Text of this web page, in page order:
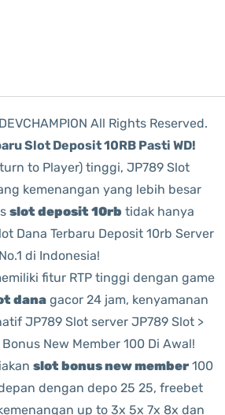
All Rights Reserved.
Slot Deposit 10RB Pasti WD!
to Player) tinggi, JP789 Slot
kemenangan yang lebih besar
slot deposit 10rb tidak hanya
Dana Terbaru Deposit 10rb Server
No.1 di Indonesia!
fitur RTP tinggi dengan game
danagacor 24 jam, kenyamanan
JP789 Slot server JP789 Slot >
New Member 100 Di Awal!
slot bonus new member 100
dengan depo 25 25, freebet
up to 3x 5x 7x 8x dan